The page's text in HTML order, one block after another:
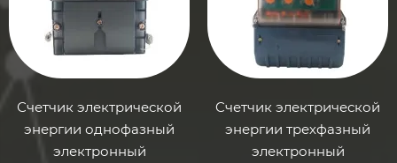
Счетчик электрической
энергии однофазный
электронный
Cчетчик электрической
энергии трехфазный
электронный